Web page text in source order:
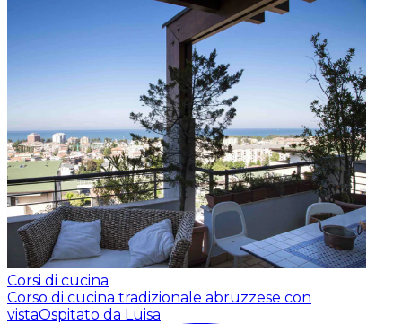
Corsi di cucina
Corso di cucina tradizionale abruzzese con
vistaOspitato da Luisa